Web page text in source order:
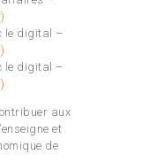
le digital –
le digital –
aux
et
de